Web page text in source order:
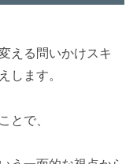
える問いかけスキ
します。
とで、